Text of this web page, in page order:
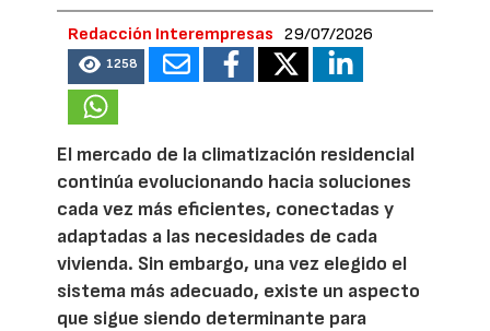
Redacción Interempresas 29/07/2026
1258
El mercado de la climatización residencial
continúa evolucionando hacia soluciones
cada vez más eficientes, conectadas y
adaptadas a las necesidades de cada
vivienda. Sin embargo, una vez elegido el
sistema más adecuado, existe un aspecto
que sigue siendo determinante para